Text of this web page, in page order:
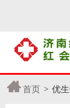
首页 > 优